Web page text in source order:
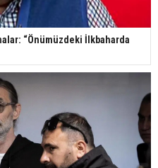
“Önümüzdeki İlkbaharda